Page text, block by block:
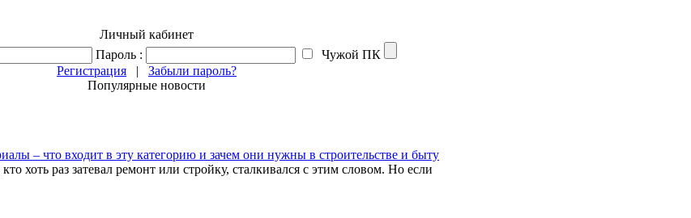
Личный кабинет
Пароль :
Чужой ПК
Регистрация | Забыли пароль?
Популярные новости
– что входит в эту категорию и зачем они нужны в строительстве и быту
хоть раз затевал ремонт или стройку, сталкивался с этим словом. Но если